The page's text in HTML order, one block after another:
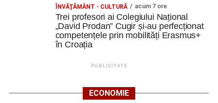
ÎNVĂŢĂMÂNT - CULTURĂ acum 7 ore
Trei profesori ai Colegiului Național
„David Prodan” Cugir și-au perfecționat
competențele prin mobilități Erasmus+
în Croația
PUBLICITATE
ECONOMIE